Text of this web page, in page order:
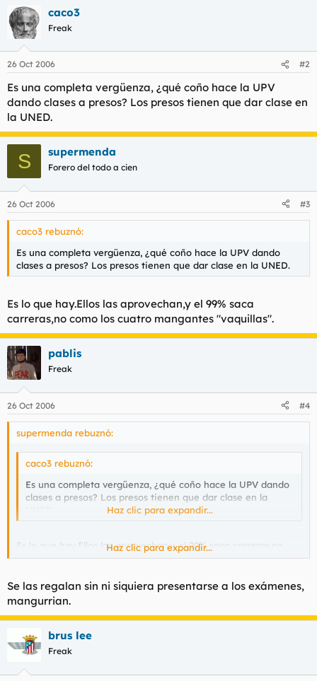
t
e
m
a
caco3
Freak
26 Oct 2006 #2
Es una completa vergüenza, ¿qué coño hace la UPV
dando clases a presos? Los presos tienen que dar clase en
la UNED.
S supermenda
Forero del todo a cien
26 Oct 2006 #3
caco3 rebuznó:
Es una completa vergüenza, ¿qué coño hace la UPV dando
clases a presos? Los presos tienen que dar clase en la UNED.
Es lo que hay.Ellos las aprovechan,y el 99% saca
carreras,no como los cuatro mangantes "vaquillas".
pablis
Freak
26 Oct 2006 #4
supermenda rebuznó:
caco3 rebuznó:
Es una completa vergüenza, ¿qué coño hace la UPV dando
clases a presos? Los presos tienen que dar clase en la
Haz clic para expandir...
Es lo que hay.Ellos las aprovechan,y el 99% saca carreras,no
como los cuatro mangantes "vaquillas".
Haz clic para expandir...
Se las regalan sin ni siquiera presentarse a los exámenes,
mangurrian.
brus lee
Freak